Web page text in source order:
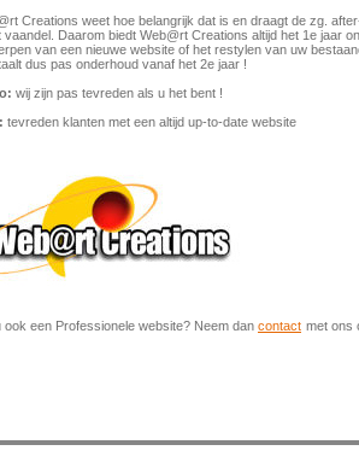
Creations weet hoe belangrijk dat is en draagt de zg.
vaandel. Daarom biedt Web@rt Creations altijd het 1e jaar
van een nieuwe website of het restylen van uw
dus pas onderhoud vanaf het 2e jaar !
wij zijn pas tevreden als u het bent !
tevreden klanten met een altijd up-to-date website
ook een Professionele website? Neem dan contact met ons